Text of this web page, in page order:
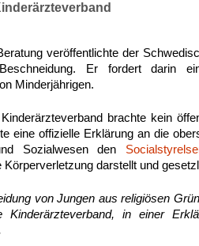
veröffentlichte der
Er fordert darin
Minderjährigen.
brachte kein
eine offizielle Erklärung an die
Sozialwesen den
Körperverletzung darstellt und
von Jungen aus religiösen
Kinderärzteverband, in einer